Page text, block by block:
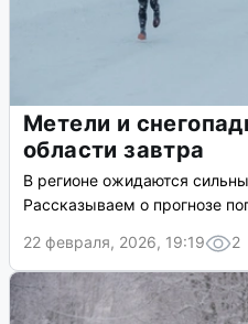
Метели и
области завтра
В регионе ожидаются
Рассказываем о прогнозе
22 февраля, 2026, 19:19
2